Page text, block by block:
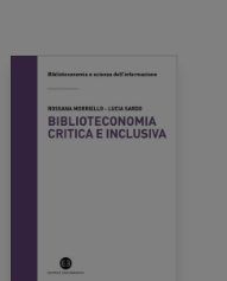
25,00 €